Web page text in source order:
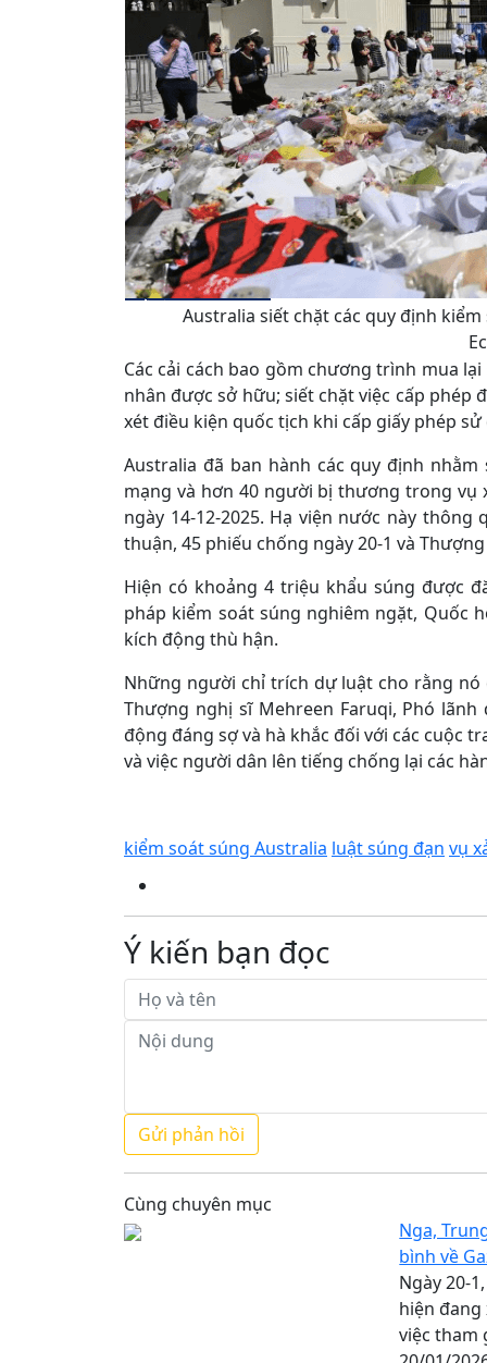
Australia siết chặt các quy định
Các cải cách bao gồm chương trình mua
nhân được sở hữu; siết chặt việc cấp phép
xét điều kiện quốc tịch khi cấp giấy phép
Australia đã ban hành các quy định
mạng và hơn 40 người bị thương trong vụ
ngày 14-12-2025. Hạ viện nước này
thuận, 45 phiếu chống ngày 20-1 và
Hiện có khoảng 4 triệu khẩu súng được
pháp kiểm soát súng nghiêm ngặt, Quốc
kích động thù hận.
Những người chỉ trích dự luật cho rằng
Thượng nghị sĩ Mehreen Faruqi, Phó
động đáng sợ và hà khắc đối với các cuộc
và việc người dân lên tiếng chống lại các
kiểm soát súng Australia luật súng đạn vụ
Ý kiến bạn đọc
Cùng chuyên mục
Nga,
bình về
Ngày 20-
hiện đang
việc tham